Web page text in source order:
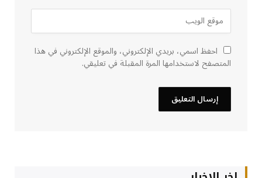
احفظ اسمي، بريدي الإلكتروني، والموقع الإلكتروني في هذا
المتصفح لاستخدامها المرة المقبلة في تعليقي.